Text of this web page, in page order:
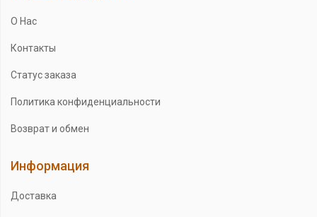
О Нас
Контакты
Статус заказа
Политика конфиденциальности
Возврат и обмен
Информация
Доставка